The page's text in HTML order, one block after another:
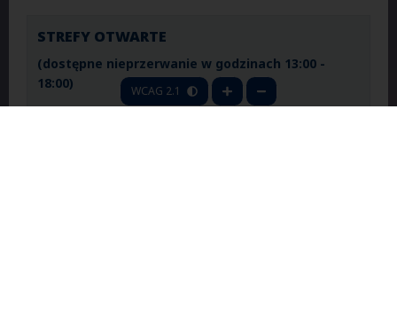
STREFY OTWARTE
(dostępne nieprzerwanie w godzinach 13:00 -
18:00)
WCAG 2.1